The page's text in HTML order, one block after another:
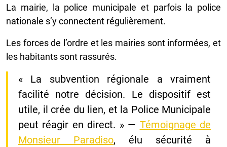
La mairie, la police municipale et parfois la police
nationale s’y connectent régulièrement.
Les forces de l’ordre et les mairies sont informées, et
les habitants sont rassurés.
« La subvention régionale a vraiment
facilité notre décision. Le dispositif est
utile, il crée du lien, et la Police Municipale
peut réagir en direct. » — Témoignage de
Monsieur Paradiso, élu sécurité à